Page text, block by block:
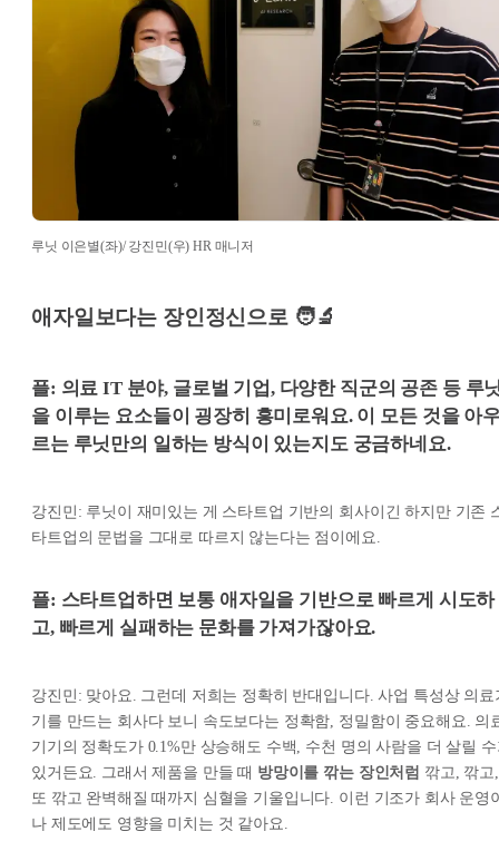
루닛 이은별(좌)/ 강진민(우) HR 매니저
애자일보다는 장인정신으로 🧑‍🔬
플: 의료 IT 분야, 글로벌 기업, 다양한 직군의 공존 등 루
을 이루는 요소들이 굉장히 흥미로워요. 이 모든 것을 아
르는 루닛만의 일하는 방식이 있는지도 궁금하네요.
강진민: 루닛이 재미있는 게 스타트업 기반의 회사이긴 하지만 기존
타트업의 문법을 그대로 따르지 않는다는 점이에요.
플: 스타트업하면 보통 애자일을 기반으로 빠르게 시도하
고, 빠르게 실패하는 문화를 가져가잖아요.
강진민: 맞아요. 그런데 저희는 정확히 반대입니다. 사업 특성상 의료
기를 만드는 회사다 보니 속도보다는 정확함, 정밀함이 중요해요. 의
기기의 정확도가 0.1%만 상승해도 수백, 수천 명의 사람을 더 살릴
있거든요. 그래서 제품을 만들 때 방망이를 깎는 장인처럼 깎고, 깎고,
또 깎고 완벽해질 때까지 심혈을 기울입니다. 이런 기조가 회사 운영
나 제도에도 영향을 미치는 것 같아요.